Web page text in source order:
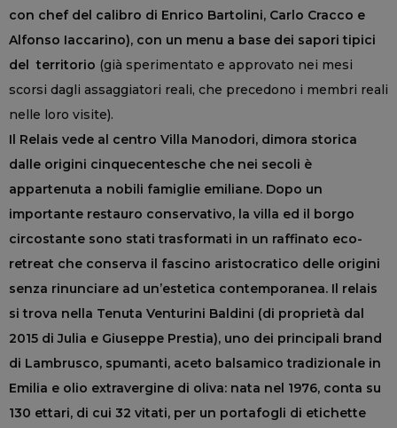
con chef del calibro di Enrico Bartolini, Carlo Cracco e
Alfonso Iaccarino), con un menu a base dei sapori tipici
del territorio (già sperimentato e approvato nei mesi
scorsi dagli assaggiatori reali, che precedono i membri reali
nelle loro visite).
Il Relais vede al centro Villa Manodori, dimora storica
dalle origini cinquecentesche che nei secoli è
appartenuta a nobili famiglie emiliane. Dopo un
importante restauro conservativo, la villa ed il borgo
circostante sono stati trasformati in un raffinato eco-
retreat che conserva il fascino aristocratico delle origini
senza rinunciare ad un’estetica contemporanea. Il relais
si trova nella Tenuta Venturini Baldini (di proprietà dal
2015 di Julia e Giuseppe Prestia), uno dei principali brand
di Lambrusco, spumanti, aceto balsamico tradizionale in
Emilia e olio extravergine di oliva: nata nel 1976, conta su
130 ettari, di cui 32 vitati, per un portafogli di etichette